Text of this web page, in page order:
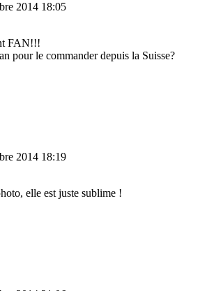
2014 18:05
FAN!!!
pour le commander depuis la Suisse?
2014 18:19
elle est juste sublime !